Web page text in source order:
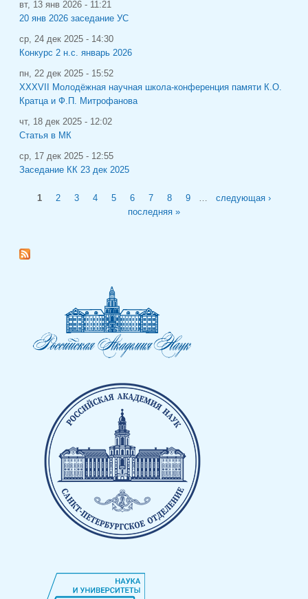
вт, 13 янв 2026 - 11:21
20 янв 2026 заседание УС
ср, 24 дек 2025 - 14:30
Конкурс 2 н.с. январь 2026
пн, 22 дек 2025 - 15:52
XXXVII Молодёжная научная школа-конференция памяти К.О.
Кратца и Ф.П. Митрофанова
чт, 18 дек 2025 - 12:02
Статья в МК
ср, 17 дек 2025 - 12:55
Заседание КК 23 дек 2025
Страницы
1 2 3 4 5 6 7 8 9
следующая ›
последняя »